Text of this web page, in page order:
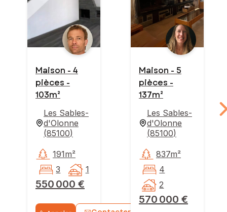
Maison - 4
pièces -
103m²
Les Sables-
d'Olonne
(85100)
550 000 €
191m²
3
1
Maison - 5
pièces -
137m²
Les Sables-
d'Olonne
(85100)
570 000 €
837m²
4
2